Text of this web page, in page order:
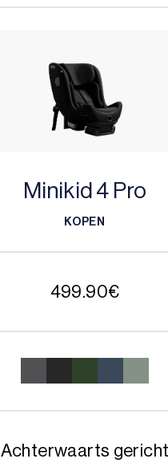
Minikid 4 Pro
KOPEN
499.90€
Achterwaarts